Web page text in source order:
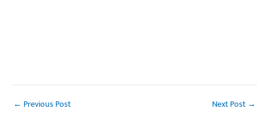
← Previous Post Next Post →